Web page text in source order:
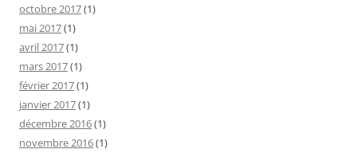
octobre 2017(1)
mai 2017(1)
avril 2017(1)
mars 2017(1)
février 2017(1)
janvier 2017(1)
décembre 2016(1)
novembre 2016(1)